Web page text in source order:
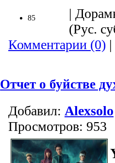
85
|
(Рус.
Комментарии (0) |
Отчет о буйстве
Добавил: Alexsolo
Просмотров: 953